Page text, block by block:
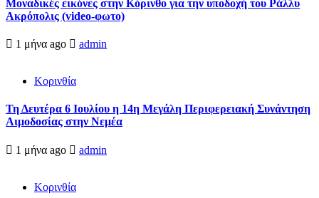
Μοναδικές εικόνες στην Κόρινθο για την υποδοχή του Ράλλυ
Ακρόπολις (video-φωτο)
1 μήνα ago admin
Κορινθία
Τη Δευτέρα 6 Ιουλίου η 14η Μεγάλη Περιφερειακή Συνάντηση
Αιμοδοσίας στην Νεμέα
1 μήνα ago admin
Κορινθία